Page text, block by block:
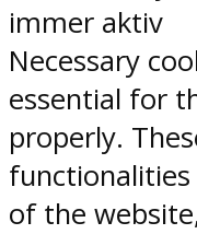
immer aktiv
Necessary
essential for
properly.
of the